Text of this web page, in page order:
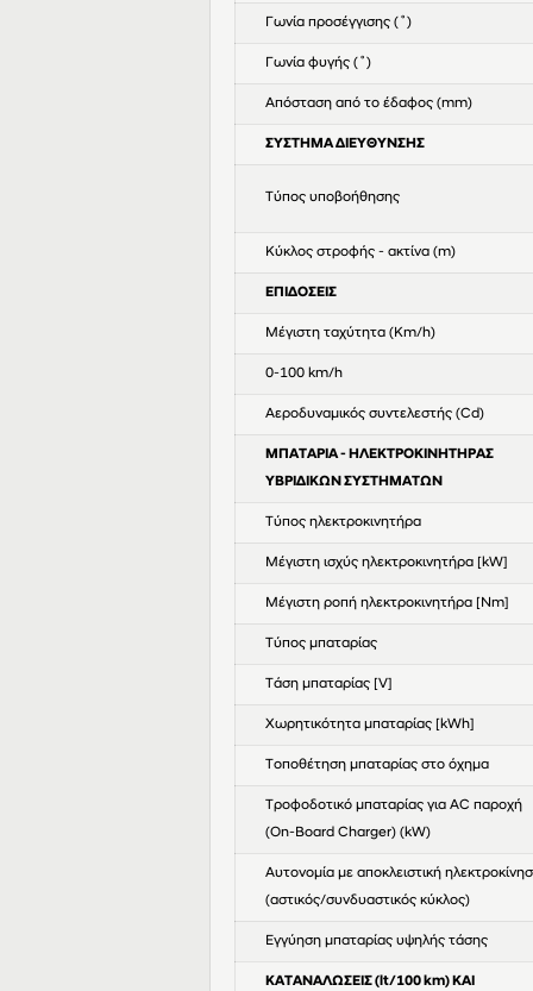
Γωνία προσέγγισης (˚)
Γωνία φυγής (˚)
Απόσταση από το έδαφος (mm)
ΣΥΣΤΗΜΑ ΔΙΕΥΘΥΝΣΗΣ
Τύπος υποβοήθησης
Κύκλος στροφής - ακτίνα (m)
ΕΠΙΔΟΣΕΙΣ
Μέγιστη ταχύτητα (Km/h)
0-100 km/h
Αεροδυναμικός συντελεστής (Cd)
ΜΠΑΤΑΡΙΑ - ΗΛΕΚΤΡΟΚΙΝΗΤΗΡΑΣ
ΥΒΡΙΔΙΚΩΝ ΣΥΣΤΗΜΑΤΩΝ
Τύπος ηλεκτροκινητήρα
Μέγιστη ισχύς ηλεκτροκινητήρα [kW]
Μέγιστη ροπή ηλεκτροκινητήρα [Nm]
Τύπος μπαταρίας
Τάση μπαταρίας [V]
Χωρητικότητα μπαταρίας [kWh]
Τοποθέτηση μπαταρίας στο όχημα
Τροφοδοτικό μπαταρίας για AC παροχή
(On-Board Charger) (kW)
Αυτονομία με αποκλειστική
(αστικός/συνδυαστικός κύκλος)
Eγγύηση μπαταρίας υψηλής τάσης
ΚΑΤΑΝΑΛΩΣΕΙΣ (lt/100 km) ΚΑΙ